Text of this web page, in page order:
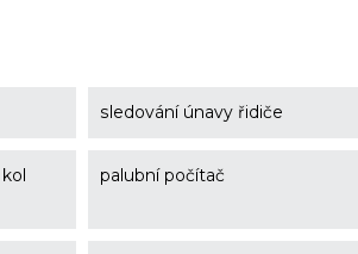
sledování únavy řidiče
palubní počítač